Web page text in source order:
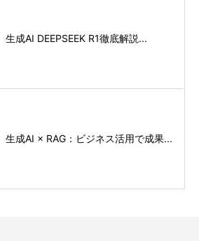
生成AI DEEPSEEK R1徹底解説...
生成AI × RAG：ビジネス活用で成果...